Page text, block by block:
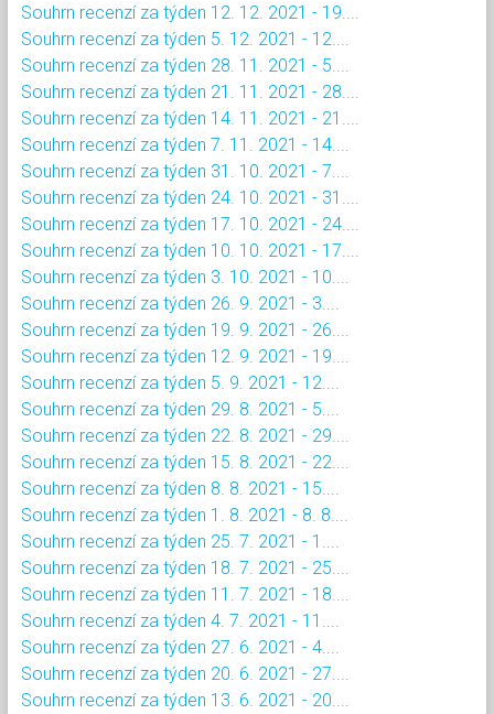
Souhrn recenzí za týden 12. 12. 2021 - 19....
Souhrn recenzí za týden 5. 12. 2021 - 12....
Souhrn recenzí za týden 28. 11. 2021 - 5....
Souhrn recenzí za týden 21. 11. 2021 - 28....
Souhrn recenzí za týden 14. 11. 2021 - 21....
Souhrn recenzí za týden 7. 11. 2021 - 14....
Souhrn recenzí za týden 31. 10. 2021 - 7....
Souhrn recenzí za týden 24. 10. 2021 - 31....
Souhrn recenzí za týden 17. 10. 2021 - 24....
Souhrn recenzí za týden 10. 10. 2021 - 17....
Souhrn recenzí za týden 3. 10. 2021 - 10....
Souhrn recenzí za týden 26. 9. 2021 - 3....
Souhrn recenzí za týden 19. 9. 2021 - 26....
Souhrn recenzí za týden 12. 9. 2021 - 19....
Souhrn recenzí za týden 5. 9. 2021 - 12....
Souhrn recenzí za týden 29. 8. 2021 - 5....
Souhrn recenzí za týden 22. 8. 2021 - 29....
Souhrn recenzí za týden 15. 8. 2021 - 22....
Souhrn recenzí za týden 8. 8. 2021 - 15....
Souhrn recenzí za týden 1. 8. 2021 - 8. 8....
Souhrn recenzí za týden 25. 7. 2021 - 1....
Souhrn recenzí za týden 18. 7. 2021 - 25....
Souhrn recenzí za týden 11. 7. 2021 - 18....
Souhrn recenzí za týden 4. 7. 2021 - 11....
Souhrn recenzí za týden 27. 6. 2021 - 4....
Souhrn recenzí za týden 20. 6. 2021 - 27....
Souhrn recenzí za týden 13. 6. 2021 - 20....